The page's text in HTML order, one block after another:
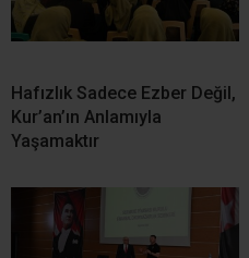
Hafızlık Sadece Ezber Değil,
Kur’an’ın Anlamıyla
Yaşamaktır